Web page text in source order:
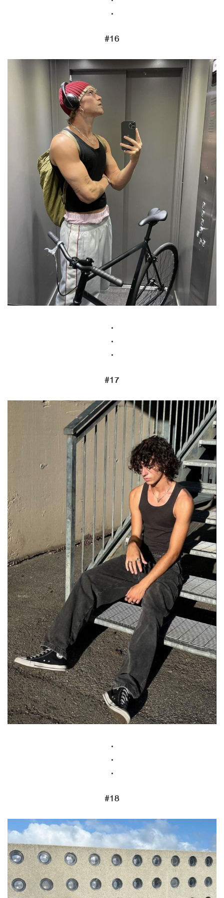
.
#16
.
.
.
#17
.
.
.
#18